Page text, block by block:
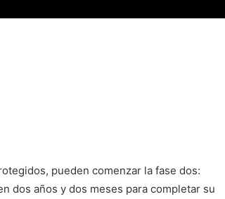
pueden comenzar la fase dos:
dos años y dos meses para completar su